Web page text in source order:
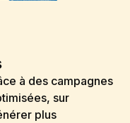
à des campagnes
sur
plus